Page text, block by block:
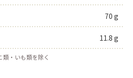
70 g
11.8 g
類・いも類を除く